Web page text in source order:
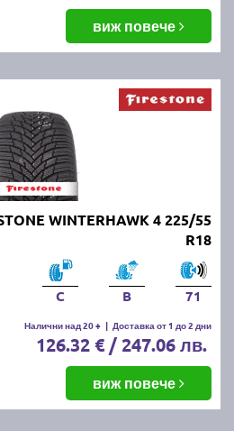
виж повече
WINTERHAWK 4 225/55
R18
C B 71
Налични над 20 + | Доставка от 1 до 2 дни
126.32 € / 247.06 лв.
виж повече